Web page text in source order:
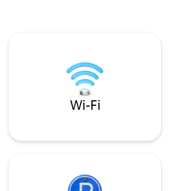
bars et
offrir.
Wi-Fi